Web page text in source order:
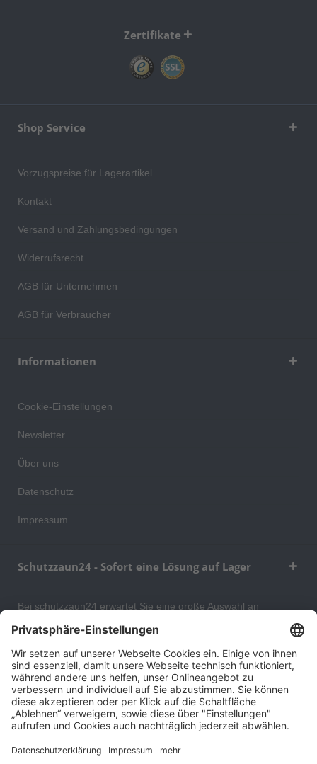
Zertifikate
Shop Service
Vorzugspreise für Lagerartikel
Kontakt
Versand und Zahlungsbedingungen
Widerrufsrecht
AGB für Unternehmen
AGB für Verbraucher
Informationen
Cookie-Einstellungen
Newsletter
Über uns
Datenschutz
Impressum
Schutzzaun24 - Sofort eine Lösung auf Lager
Bei schutzzaun24 erwartet Sie eine große Auswahl an
Schutzgittern, Schutzeinrichtungen, Absturzsicherungen und
auch Ihr Wohngebäude optimal organisieren und sichern
können. An unserem Versandlager bevorraten wir ein großes
Sortiment von Lagerartikeln, welche innerhalb von 48 Stunden
versandbereit sind.
Cookie-Einstellungen Über uns